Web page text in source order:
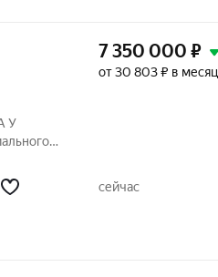
7 350 000 ₽
от 30 803 ₽ в месяц
сейчас